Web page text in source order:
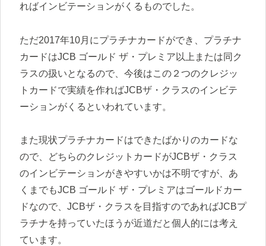
ればインビテーションがくるものでした。
ただ2017年10月にプラチナカードができ、プラチナ
カードはJCB ゴールド ザ・プレミア以上または同ク
ラスの扱いとなるので、今後はこの２つのクレジッ
トカードで実績を作ればJCBザ・クラスのインビテ
ーションがくるといわれています。
また現状プラチナカードはできたばかりのカードな
ので、どちらのクレジットカードがJCBザ・クラス
のインビテーションがきやすいかは不明ですが、あ
くまでもJCB ゴールド ザ・プレミアはゴールドカー
ドなので、JCBザ・クラスを目指すのであればJCBプ
ラチナを持っていたほうが近道だと個人的には考え
ています。